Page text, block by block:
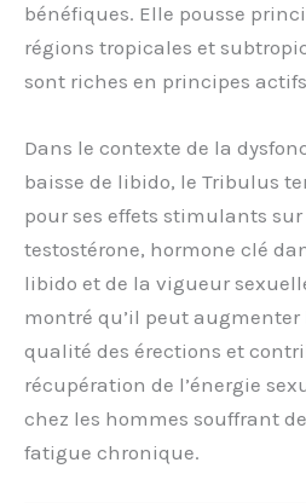
bénéfiques. Elle pousse
régions tropicales et
sont riches en principes
Dans le contexte de la
baisse de libido, le Tribulus
pour ses effets stimulants
testostérone, hormone clé
libido et de la vigueur
montré qu’il peut
qualité des érections et
récupération de l’énergie
chez les hommes souffrant
fatigue chronique.